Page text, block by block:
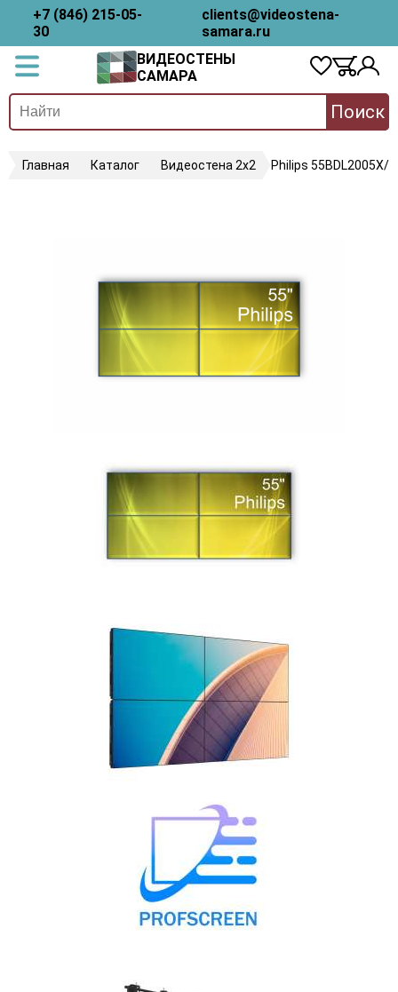
+7 (846) 215-05-
30
clients@videostena-
samara.ru
ВИДЕОСТЕНЫ
САМАРА
Поиск
Главная Каталог Видеостена 2x2 Philips 55BDL2005X/